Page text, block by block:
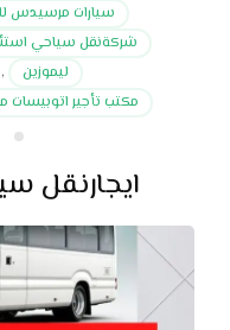
سيارات مرسيدس
شركةنقل سياحي
ليموزين
,
مكتب تأجير
ايجارنقل